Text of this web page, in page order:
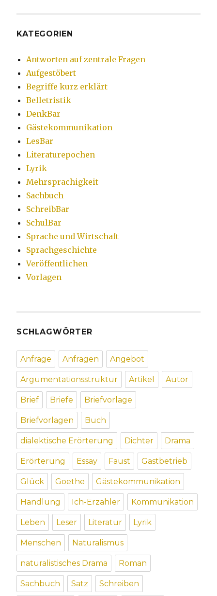
KATEGORIEN
Antworten auf zentrale Fragen
Aufgestöbert
Begriffe kurz erklärt
Belletristik
DenkBar
Gästekommunikation
LesBar
Literaturepochen
Lyrik
Mehrsprachigkeit
Sachbuch
SchreibBar
SchulBar
Sprache und Wirtschaft
Sprachgeschichte
Veröffentlichen
Vorlagen
SCHLAGWÖRTER
Anfrage Anfragen Angebot
Argumentationsstruktur Artikel Autor
Brief Briefe Briefvorlage
Briefvorlagen Buch
dialektische Erörterung Dichter Drama
Erörterung Essay Faust Gastbetrieb
Glück Goethe Gästekommunikation
Handlung Ich-Erzähler Kommunikation
Leben Leser Literatur Lyrik
Menschen Naturalismus
naturalistisches Drama Roman
Sachbuch Satz Schreiben